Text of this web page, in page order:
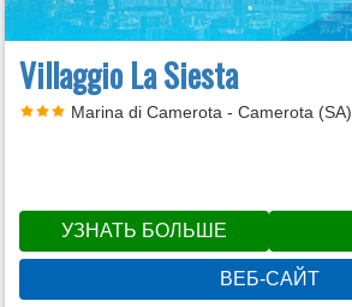
Villaggio La Siesta
Marina di Camerota - Camerota (SA)
УЗНАТЬ БОЛЬШЕ
ВЕБ-САЙТ